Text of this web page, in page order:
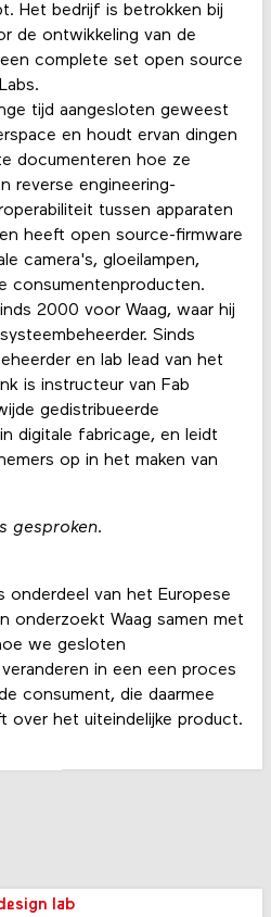
Het bedrijf is betrokken bij
de ontwikkeling van de
complete set open source
.
tijd aangesloten geweest
en houdt ervan dingen
documenteren hoe ze
reverse engineering-
tussen apparaten
heeft open source-firmware
camera's, gloeilampen,
consumentenproducten.
2000 voor Waag, waar hij
Sinds
en lab lead van het
is instructeur van Fab
gedistribueerde
digitale fabricage, en leidt
op in het maken van
gesproken.
onderdeel van het Europese
onderzoekt Waag samen met
we gesloten
in een een proces
consument, die daarmee
over het uiteindelijke product.
lab